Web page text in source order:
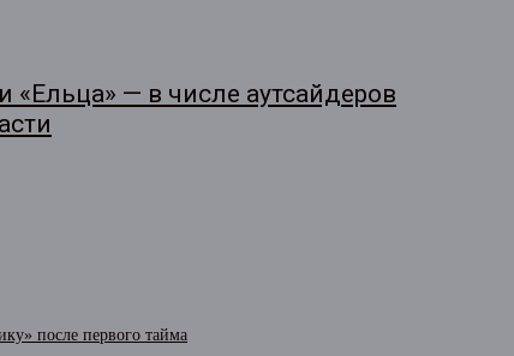
— в числе аутсайдеров
после первого тайма